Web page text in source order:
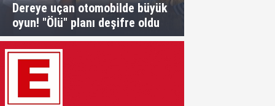
Dereye uçan otomobilde büyük
oyun! "Ölü" planı deşifre oldu